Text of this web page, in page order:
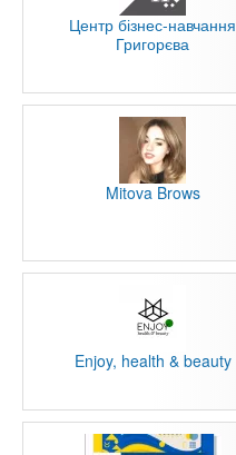
Центр бізнес-навчання
Григорєва
Mitova Brows
Enjoy, health & beauty